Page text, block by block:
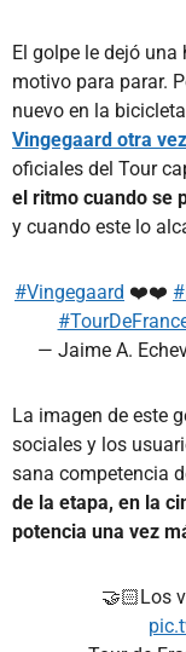
El golpe le dejó
motivo para parar.
nuevo en la
Vingegaard otra vez
oficiales del Tour
el ritmo cuando se
y cuando este lo
#Vingegaard ❤️❤️
— Jaime A.
La imagen de este
sociales y los
sana competencia
de la etapa, en la
potencia una vez
🤝🏻Los